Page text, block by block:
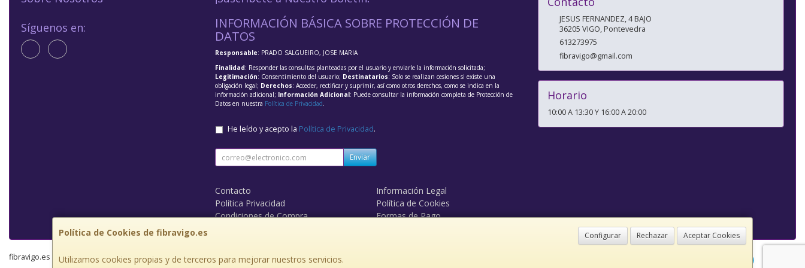
Política de Cookies de fibravigo.es Configurar Rechazar Aceptar Cookies
Utilizamos cookies propias y de terceros para mejorar nuestros servicios.
Síguenos en: INFORMACIÓN BÁSICA SOBRE PROTECCIÓN DE
DATOS
Responsable: PRADO SALGUEIRO, JOSE MARIA
Finalidad: Responder las consultas planteadas por el usuario y enviarle la información solicitada;
Legitimación: Consentimiento del usuario; Destinatarios: Solo se realizan cesiones si existe una
obligación legal; Derechos: Acceder, rectificar y suprimir, así como otros derechos, como se indica en la
información adicional; Información Adicional: Puede consultar la información completa de Protección de
Datos en nuestra Política de Privacidad.
He leído y acepto la Política de Privacidad.
Enviar
Contacto
Información Legal
Política Privacidad
Política de Cookies
Condiciones de Compra
Formas de Pago
JESUS FERNANDEZ, 4 BAJO
36205 VIGO,Pontevedra
613273975
fibravigo@gmail.com
Horario
10:00 A 13:30 Y 16:00 A 20:00
fibravigo.es © 2026